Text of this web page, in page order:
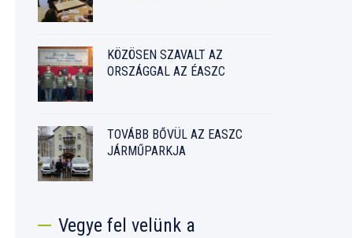
KÖZÖSEN SZAVALT AZ
ORSZÁGGAL AZ ÉASZC
TOVÁBB BŐVÜL AZ EASZC
JÁRMŰPARKJA
Vegye fel velünk a